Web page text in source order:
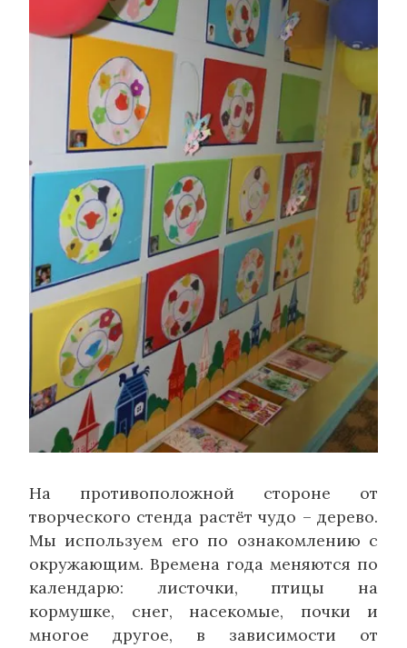
На противоположной стороне от
творческого стенда растёт чудо – дерево.
Мы используем его по ознакомлению с
окружающим. Времена года меняются по
календарю: листочки, птицы на
кормушке, снег, насекомые, почки и
многое другое, в зависимости от